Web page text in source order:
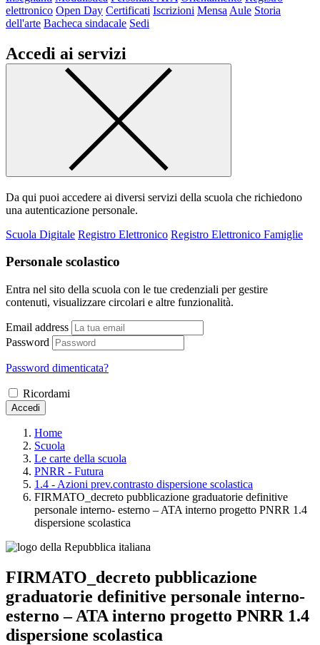
elettronico Open Day Certificati Iscrizioni Mensa Aule Storia
dell'arte Bacheca sindacale Sedi
Accedi ai servizi
Da qui puoi accedere ai diversi servizi della scuola che richiedono
una autenticazione personale.
Scuola Digitale Registro Elettronico Registro Elettronico Famiglie
Personale scolastico
Entra nel sito della scuola con le tue credenziali per gestire
contenuti, visualizzare circolari e altre funzionalità.
Email address
Password
Password dimenticata?
Ricordami
Accedi
Home
Scuola
Le carte della scuola
PNRR - Futura
1.4 - Azioni prev.contrasto dispersione scolastica
FIRMATO_decreto pubblicazione graduatorie definitive
personale interno- esterno – ATA interno progetto PNRR 1.4
dispersione scolastica
FIRMATO_decreto pubblicazione
graduatorie definitive personale interno-
esterno – ATA interno progetto PNRR 1.4
dispersione scolastica